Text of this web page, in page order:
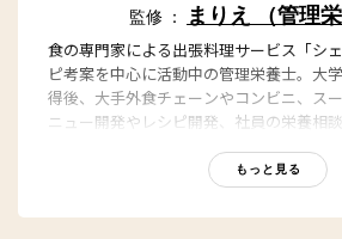
監修 ： まりえ （管理栄
食の専門家による出張料理サービス「シ
ピ考案を中心に活動中の管理栄養士。大
得後、大手外食チェーンやコンビニ、ス
ニュー開発やレシピ開発、社員の栄養相
具は使わず、フライパンひとつで短時間
もっと見る